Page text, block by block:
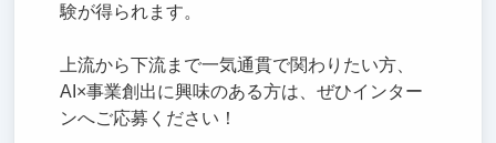
験が得られます。
上流から下流まで一気通貫で関わりたい方、
AI×事業創出に興味のある方は、ぜひインター
ンへご応募ください！